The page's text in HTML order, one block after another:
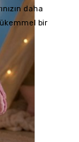
daha
bir